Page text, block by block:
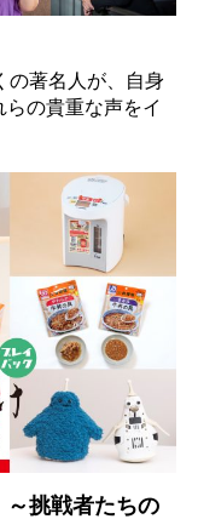
の著名人が、自身
の貴重な声をイ
～挑戦者たちの